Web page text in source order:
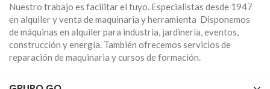
Nuestro trabajo es facilitar el tuyo. Especialistas desde 1947
en alquiler y venta de maquinaria y herramienta Disponemos
de máquinas en alquiler para industria, jardinería, eventos,
construcción y energía. También ofrecemos servicios de
reparación de maquinaria y cursos de formación.